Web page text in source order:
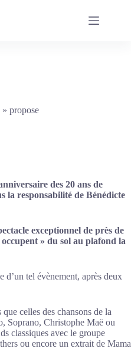
propose
des 20 ans de
la responsabilité de Bénédicte
exceptionnel de près de
» du sol au plafond la
d’un tel évènement, après deux
celles des chansons de la
Soprano, Christophe Maë ou
classiques avec le groupe
ou encore un extrait de Mama